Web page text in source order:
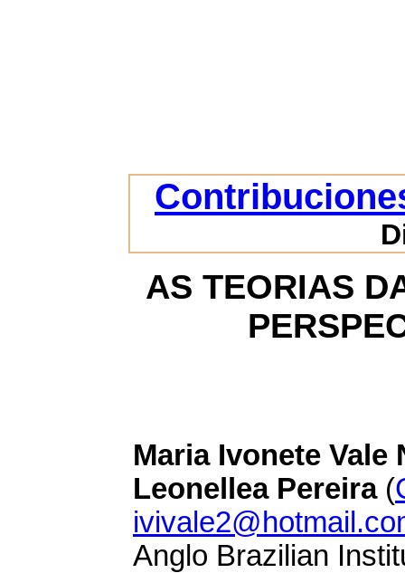
AS TEORIAS
Maria Ivonete Vale
Leonellea Pereira(
Anglo Brazilian